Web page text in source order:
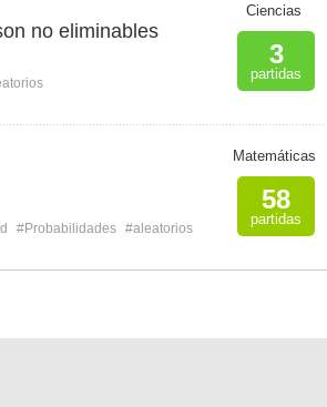
no eliminables
Ciencias
3
partidas
#Probabilidades #aleatorios
Matemáticas
58
partidas